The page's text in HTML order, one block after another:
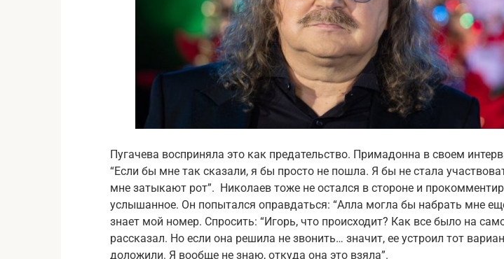
Пугачева восприняла это как предательство. Примадонна в своем
“Если бы мне так сказали, я бы просто не пошла. Я бы не стала
мне затыкают рот”. Николаев тоже не остался в стороне и
услышанное. Он попытался оправдаться: “Алла могла бы набрать мне
знает мой номер. Спросить: “Игорь, что происходит? Как все было на
рассказал. Но если она решила не звонить… значит, ее устроил тот
доложили. Я вообще не знаю, откуда она это взяла”.